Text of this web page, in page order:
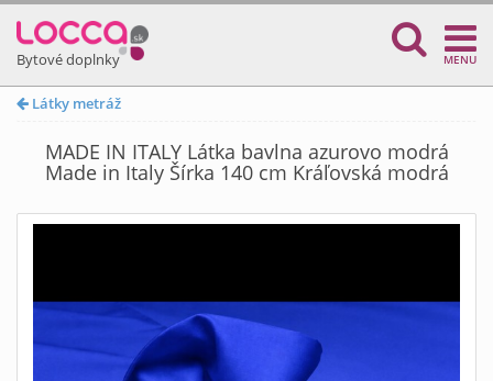
Bytové doplnky MENU
Látky metráž
MADE IN ITALY Látka bavlna azurovo modrá
Made in Italy Šírka 140 cm Kráľovská modrá